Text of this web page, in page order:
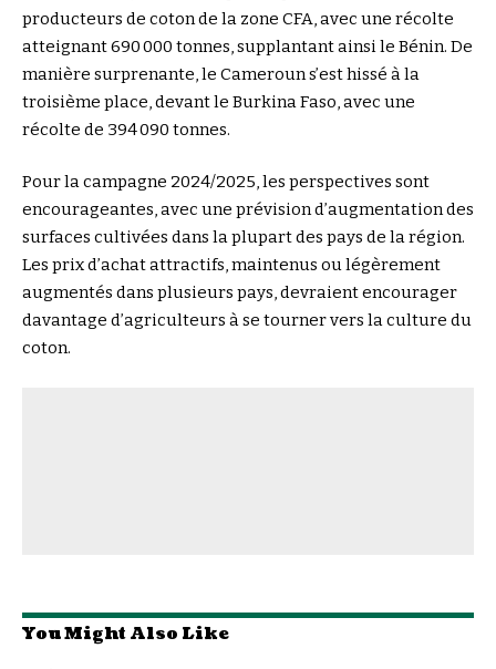
producteurs de coton de la zone CFA, avec une récolte
atteignant 690 000 tonnes, supplantant ainsi le Bénin. De
manière surprenante, le Cameroun s’est hissé à la
troisième place, devant le Burkina Faso, avec une
récolte de 394 090 tonnes.
Pour la campagne 2024/2025, les perspectives sont
encourageantes, avec une prévision d’augmentation des
surfaces cultivées dans la plupart des pays de la région.
Les prix d’achat attractifs, maintenus ou légèrement
augmentés dans plusieurs pays, devraient encourager
davantage d’agriculteurs à se tourner vers la culture du
coton.
You Might Also Like